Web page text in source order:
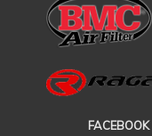
FACEBOOK